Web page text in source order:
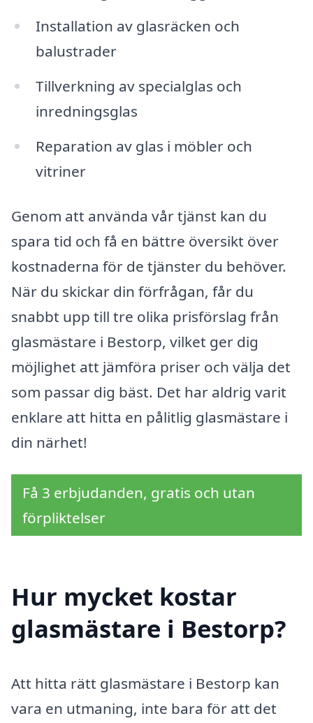
Installation av glasräcken och
balustrader
Tillverkning av specialglas och
inredningsglas
Reparation av glas i möbler och
vitriner
Genom att använda vår tjänst kan du
spara tid och få en bättre översikt över
kostnaderna för de tjänster du behöver.
När du skickar din förfrågan, får du
snabbt upp till tre olika prisförslag från
glasmästare i Bestorp, vilket ger dig
möjlighet att jämföra priser och välja det
som passar dig bäst. Det har aldrig varit
enklare att hitta en pålitlig glasmästare i
din närhet!
Få 3 erbjudanden, gratis och utan
förpliktelser
Hur mycket kostar
glasmästare i Bestorp?
Att hitta rätt glasmästare i Bestorp kan
vara en utmaning, inte bara för att det